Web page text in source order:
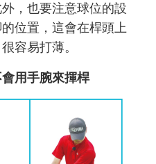
，也要注意球位的設
位置，這會在桿頭上
容易打薄。
用手腕來揮桿